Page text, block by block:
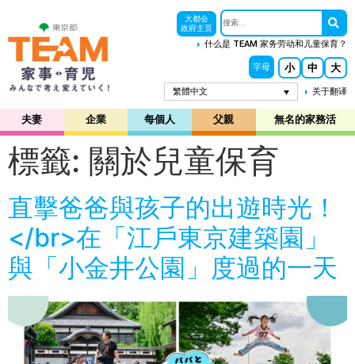
大都会
政府主页
什么是 TEAM 家务劳动和儿童保育？
字母 小 中 大
繁體中文 关于翻译
夫妻 企業 每個人 父親 無名的家務活
標籤: 關於兒童保育
直擊爸爸與孩子的出遊時光！
</br>在「江戶東京建築園」
與「小金井公園」度過的一天